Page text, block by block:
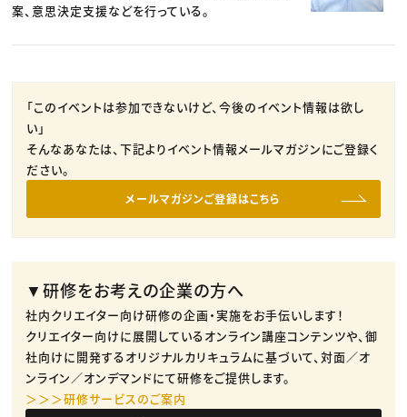
案、意思決定支援などを行っている。
「このイベントは参加できないけど、今後のイベント情報は欲し
い」
そんなあなたは、下記よりイベント情報メールマガジンにご登録く
ださい。
メールマガジンご登録はこちら
▼研修をお考えの企業の方へ
社内クリエイター向け研修の企画・実施をお手伝いします！
クリエイター向けに展開しているオンライン講座コンテンツや、御
社向けに開発するオリジナルカリキュラムに基づいて、対面／オ
ンライン／オンデマンドにて研修をご提供します。
＞＞＞研修サービスのご案内